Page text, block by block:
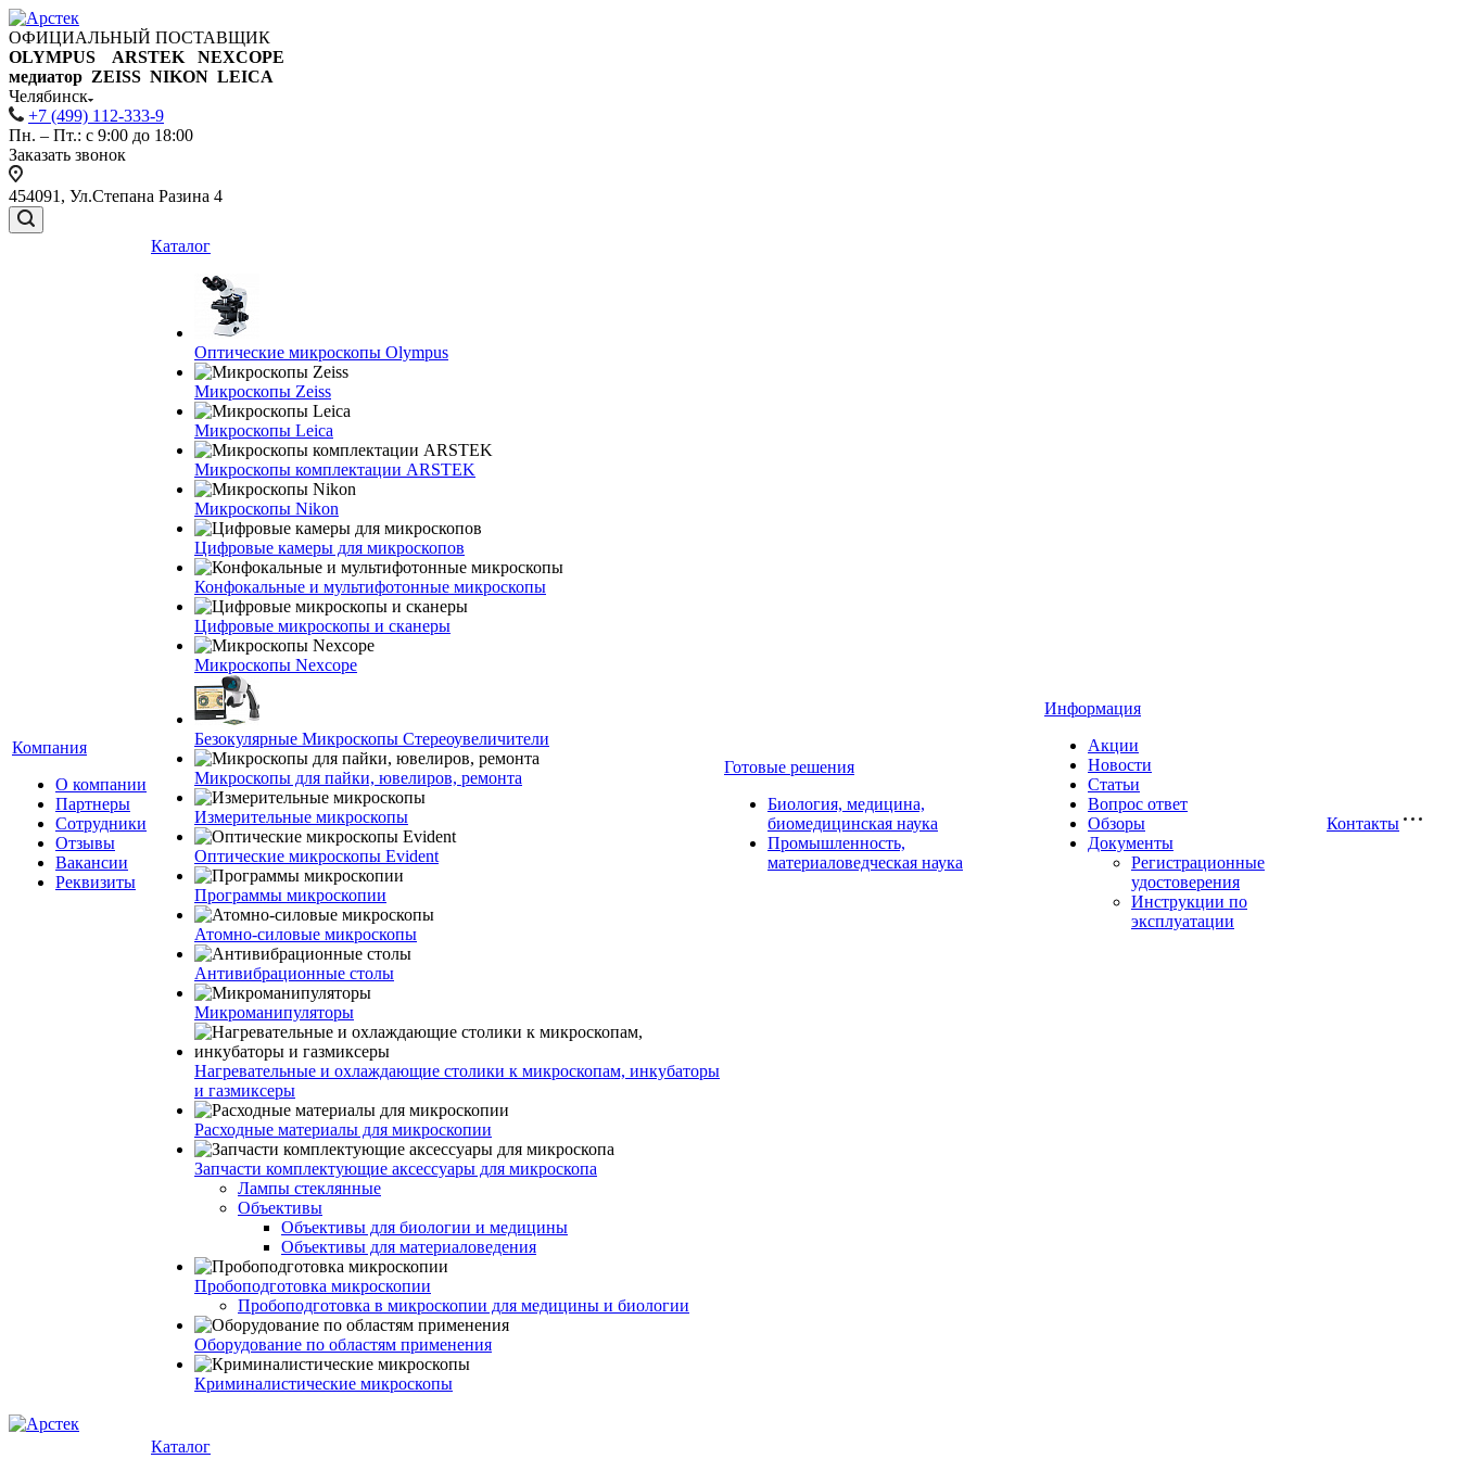
ОФИЦИАЛЬНЫЙ ПОСТАВЩИК
OLYMPUS ARSTEK NEXCOPE
медиатор ZEISS NIKON LEICA
Челябинск
+7 (499) 112-333-9
Пн. – Пт.: с 9:00 до 18:00
Заказать звонок
454091, Ул.Степана Разина 4
Компания
О компании
Партнеры
Сотрудники
Отзывы
Вакансии
Реквизиты
Каталог
Оптические микроскопы Olympus
Микроскопы Zeiss
Микроскопы Leica
Микроскопы комплектации ARSTEK
Микроскопы Nikon
Цифровые камеры для микроскопов
Конфокальные и мультифотонные микроскопы
Цифровые микроскопы и сканеры
Микроскопы Nexcope
Безокулярные Микроскопы Стереоувеличители
Микроскопы для пайки, ювелиров, ремонта
Измерительные микроскопы
Оптические микроскопы Evident
Программы микроскопии
Атомно-силовые микроскопы
Антивибрационные столы
Микроманипуляторы
Нагревательные и охлаждающие столики к микроскопам, инкубаторы
и газмиксеры
Расходные материалы для микроскопии
Запчасти комплектующие аксессуары для микроскопа
Лампы стеклянные
Объективы
Объективы для биологии и медицины
Объективы для материаловедения
Пробоподготовка микроскопии
Пробоподготовка в микроскопии для медицины и биологии
Оборудование по областям применения
Криминалистические микроскопы
Готовые решения
Биология, медицина,
биомедицинская наука
Промышленность,
материаловедческая наука
Информация
Акции
Новости
Статьи
Вопрос ответ
Обзоры
Документы
Регистрационные
удостоверения
Инструкции по
эксплуатации
Контакты
Каталог